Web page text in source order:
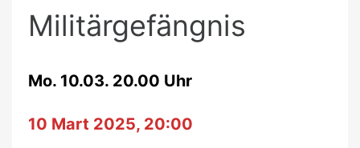
Militärgefängnis
Mo. 10.03. 20.00 Uhr
10 Mart 2025, 20:00